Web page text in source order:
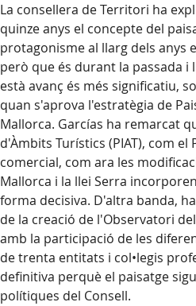
La consellera de Territori ha
quinze anys el concepte del
protagonisme al llarg dels anys
però que és durant la passada i
està avanç és més significatiu,
quan s'aprova l'estratègia de
Mallorca. Garcías ha remarcat
d'Àmbits Turístics (PIAT), com el
comercial, com ara les
Mallorca i la llei Serra
forma decisiva. D'altra banda,
de la creació de l'Observatori
amb la participació de les
de trenta entitats i col•legis
definitiva perquè el paisatge
polítiques del Consell.